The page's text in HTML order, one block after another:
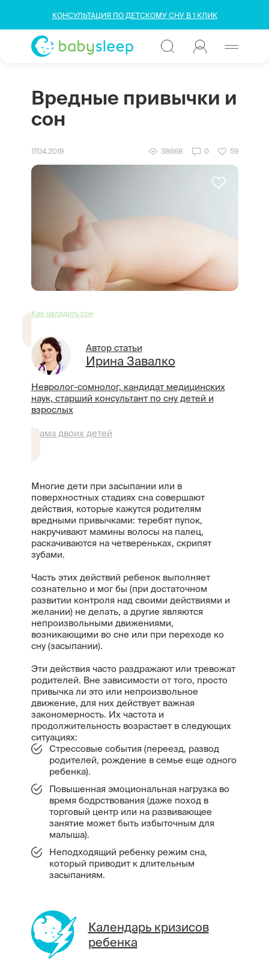
КОНСУЛЬТАЦИЯ ПО ДЕТСКОМУ СНУ В 1 КЛИК
Вредные привычки и
сон
17.04.2019 38668 0 59
Как наладить сон
Автор статьи
Ирина Завалко
Невролог-сомнолог, кандидат медицинских
наук, старший консультант по сну детей и
взрослых
Мама двоих детей
Многие дети при засыпании или в
поверхностных стадиях сна совершают
действия, которые кажутся родителям
вредными привычками: теребят пупок,
накручивают мамины волосы на палец,
раскачиваются на четвереньках, скрипят
зубами.
Часть этих действий ребенок выполняет
сознательно и мог бы (при достаточном
развитии контроля над своими действиями и
желании) не делать, а другие являются
непроизвольными движениями,
возникающими во сне или при переходе ко
сну (засыпании).
Эти действия часто раздражают или тревожат
родителей. Вне зависимости от того, просто
привычка ли это или непроизвольное
движение, для них действует важная
закономерность. Их частота и
продолжительность возрастает в следующих
ситуациях:
Стрессовые события (переезд, развод
родителей, рождение в семье еще одного
ребенка).
Повышенная эмоциональная нагрузка во
время бодрствования (даже поход в
торговый центр или на развивающее
занятие может быть избыточным для
малыша).
Неподходящий ребенку режим сна,
который приводит к длительным
засыпаниям.
Календарь кризисов
ребенка